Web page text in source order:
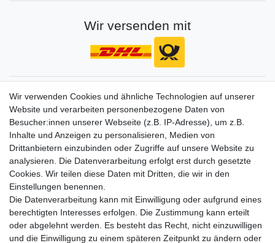
Wir versenden mit
Gerne halten wir sie auf dem Laufenden
VORNAME NACHNAME
Newsletter
Honig
Hiermit bestätige ich, dass ich dieDaten­schutz­erklärunggelesen habe. Meine
Einwilligung kann ich jederzeit widerrufen.**
Abonnieren
** Hierbei handelt es sich um ein Pflichtfeld.
Wir verwenden Cookies und ähnliche Technologien auf unserer
Website und verarbeiten personenbezogene Daten von
Besucher:innen unserer Webseite (z.B. IP-Adresse), um z.B.
Inhalte und Anzeigen zu personalisieren, Medien von
Drittanbietern einzubinden oder Zugriffe auf unsere Website zu
analysieren. Die Datenverarbeitung erfolgt erst durch gesetzte
Cookies. Wir teilen diese Daten mit Dritten, die wir in den
Einstellungen benennen.
Die Datenverarbeitung kann mit Einwilligung oder aufgrund eines
berechtigten Interesses erfolgen. Die Zustimmung kann erteilt
oder abgelehnt werden. Es besteht das Recht, nicht einzuwilligen
und die Einwilligung zu einem späteren Zeitpunkt zu ändern oder